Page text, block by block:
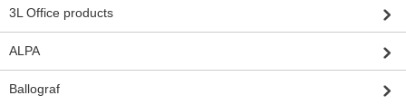
3L Office products
ALPA
Ballograf